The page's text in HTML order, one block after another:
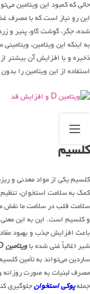
حالی که کمبود این ویتامین
این رو نیاز است که با مصرف
شده، جگر، گوشت گاو، پنیر و
ذخیره و با افزایش آن بیشتر
استفاده از این ویتامین را
کلسیم
کلسیم یکی از مواد معدنی و
کمک به سلامت استخوان،
سلامت قلب در سلامت ما نقش
و کلسیم است. این به این
باعث افزایش جذب و بهبود
شیر (غالباً غنی شده باویتامین D
ساردین می‌تواند به تأمین
مصرف لبنیات به صورت روزانه
جملهپوکی استخوانجلوگیری